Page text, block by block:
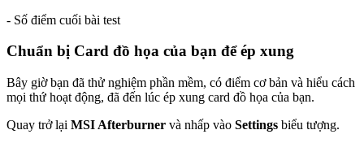
- Số điểm cuối bài test
Chuẩn bị Card đồ họa của bạn để ép xung
Bây giờ bạn đã thử nghiệm phần mềm, có điểm cơ bản và hiểu cách
mọi thứ hoạt động, đã đến lúc ép xung card đồ họa của bạn.
Quay trở lại MSI Afterburner và nhấp vào Settings biểu tượng.